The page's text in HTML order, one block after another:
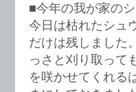
■今年の我が家の
今日は枯れたシュ
だけは残しました
っさと刈り取って
を咲かせてくれる